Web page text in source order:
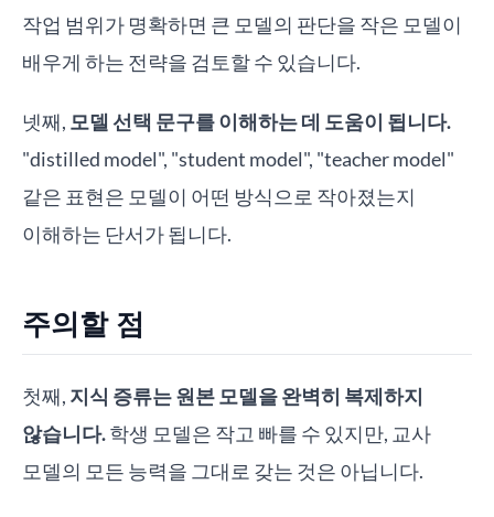
작업 범위가 명확하면 큰 모델의 판단을 작은 모델이
배우게 하는 전략을 검토할 수 있습니다.
넷째, 모델 선택 문구를 이해하는 데 도움이 됩니다.
"distilled model", "student model", "teacher model"
같은 표현은 모델이 어떤 방식으로 작아졌는지
이해하는 단서가 됩니다.
주의할 점
첫째, 지식 증류는 원본 모델을 완벽히 복제하지
않습니다.학생 모델은 작고 빠를 수 있지만, 교사
모델의 모든 능력을 그대로 갖는 것은 아닙니다.